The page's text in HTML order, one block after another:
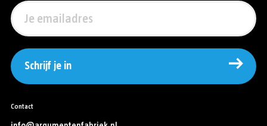
Schrijf je in
Contact